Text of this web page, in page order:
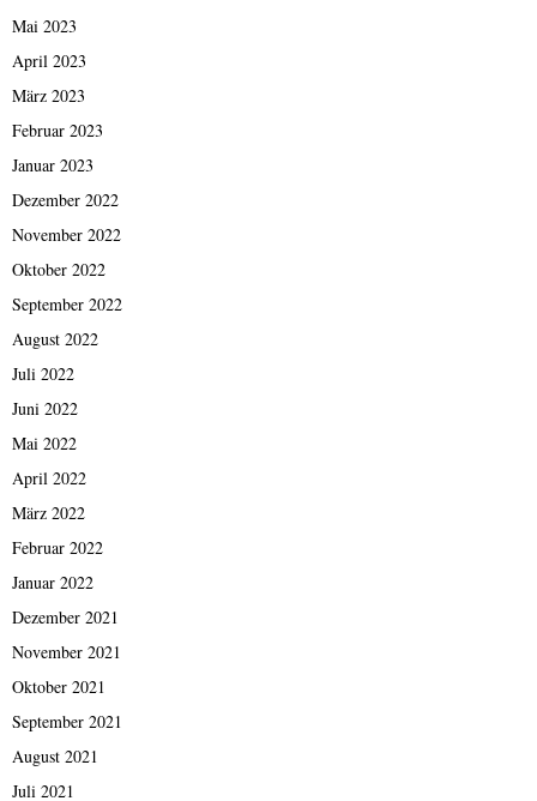
Mai 2023
April 2023
März 2023
Februar 2023
Januar 2023
Dezember 2022
November 2022
Oktober 2022
September 2022
August 2022
Juli 2022
Juni 2022
Mai 2022
April 2022
März 2022
Februar 2022
Januar 2022
Dezember 2021
November 2021
Oktober 2021
September 2021
August 2021
Juli 2021